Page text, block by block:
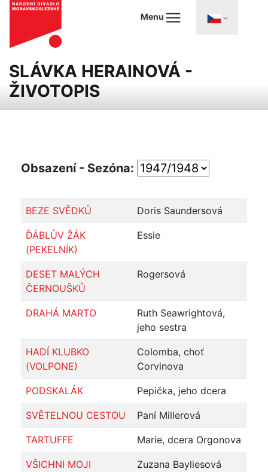
Menu
SLÁVKA HERAINOVÁ -
ŽIVOTOPIS
Obsazení - Sezóna:
BEZE SVĚDKŮ Doris Saundersová
ĎÁBLŮV ŽÁK
(PEKELNÍK)
Essie
DESET MALÝCH
ČERNOUŠKŮ
Rogersová
DRAHÁ MARTO
Ruth Seawrightová,
jeho sestra
HADÍ KLUBKO
(VOLPONE)
Colomba, choť
Corvinova
PODSKALÁK Pepička, jeho dcera
SVĚTELNOU CESTOU Paní Millerová
TARTUFFE Marie, dcera Orgonova
VŠICHNI MOJI
Zuzana Bayliesová